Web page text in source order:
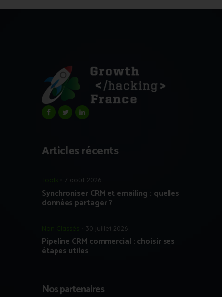
Articles récents
Tools 7 août 2026
Synchroniser CRM et emailing : quelles
données partager ?
Non Classés 30 juillet 2026
Pipeline CRM commercial : choisir ses
étapes utiles
Nos partenaires